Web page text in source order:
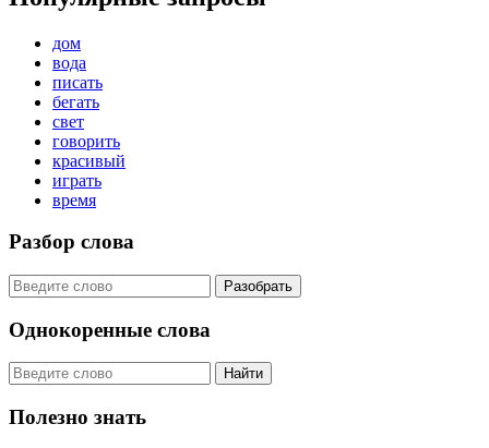
дом
вода
писать
бегать
свет
говорить
красивый
играть
время
Разбор слова
Разобрать
Однокоренные слова
Найти
Полезно знать